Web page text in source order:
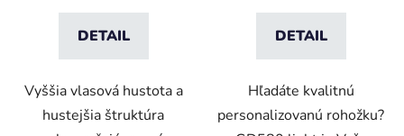
DETAIL
Vyššia vlasová hustota a
hustejšia štruktúra
DETAIL
Hľadáte kvalitnú
personalizovanú rohožku?